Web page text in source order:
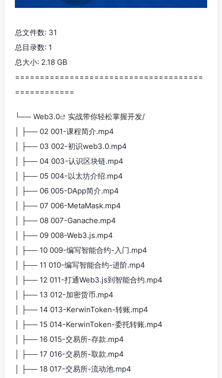
总文件数: 31
总目录数: 1
总大小: 2.18 GB
======================================
============
└── Web3.0
实战带你轻松掌握开发/
│ ├── 02 001-课程简介.mp4
│ ├── 03 002-初识web3.0.mp4
│ ├── 04 003-认识区块链.mp4
│ ├── 05 004-以太坊介绍.mp4
│ ├── 06 005-DApp简介.mp4
│ ├── 07 006-MetaMask.mp4
│ ├── 08 007-Ganache.mp4
│ ├── 09 008-Web3.js.mp4
│ ├── 10 009-编写智能合约-入门.mp4
│ ├── 11 010-编写智能合约-进阶.mp4
│ ├── 12 011-打通Web3.js到智能合约.mp4
│ ├── 13 012-加密货币.mp4
│ ├── 14 013-KerwinToken-转账.mp4
│ ├── 15 014-KerwinToken-委托转账.mp4
│ ├── 16 015-交易所-存款.mp4
│ ├── 17 016-交易所-取款.mp4
│ ├── 18 017-交易所-流动池.mp4